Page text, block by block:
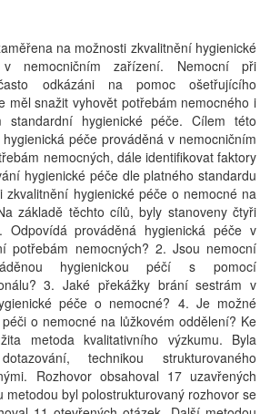
na možnosti zkvalitnění hygienické
nemocničním zařízení. Nemocní při
odkázáni na pomoc ošetřujícího
měl snažit vyhovět potřebám nemocného i
standardní hygienické péče. Cílem této
péče prováděná v nemocničním
nemocných, dále identifikovat faktory
hygienické péče dle platného standardu
zkvalitnění hygienické péče o nemocné na
základě těchto cílů, byly stanoveny čtyři
Odpovídá prováděná hygienická péče v
potřebám nemocných? 2. Jsou nemocní
hygienickou péčí s pomocí
3. Jaké překážky brání sestrám v
péče o nemocné? 4. Je možné
o nemocné na lůžkovém oddělení? Ke
metoda kvalitativního výzkumu. Byla
technikou strukturovaného
Rozhovor obsahoval 17 uzavřených
metodou byl polostrukturovaný rozhovor se